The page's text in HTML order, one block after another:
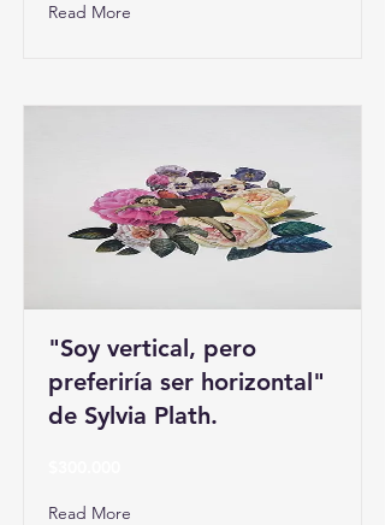
Read More
"Soy vertical, pero
preferiría ser horizontal"
de Sylvia Plath.
Read More